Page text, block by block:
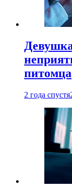
питомца
2 года спустя